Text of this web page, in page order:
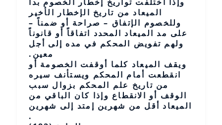
الميعاد من تاريخ الإخطار الأخير
وللخصوم الإتفاق – صراحة أو ضمناً –
على مد الميعاد المحدد اتفاقاً أو قانوناً
ولهم تفويض المحكم في مده إلى أجل
معين.
ويقف الميعاد كلما أوقفت الخصومة أو
انقطعت أمام المحكم ويستأنف سيره
من تاريخ علم المحكم بزوال سبب
الوقف أو الانقطاع وإذا كان الباقي من
الميعاد أقل من شهرين إمتد إلى شهرين
.